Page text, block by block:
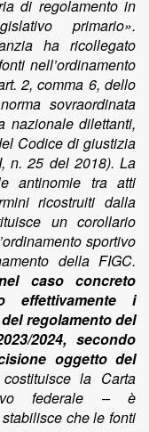
di regolamento in
primario».
ha ricollegato
nell’ordinamento
2, comma 6, dello
sovraordinata
nazionale dilettanti,
Codice di giustizia
n. 25 del 2018). La
antinomie tra atti
ricostruiti dalla
un corollario
sportivo
della FIGC.
caso concreto
effettivamente i
regolamento del
2024, secondo
oggetto del
la Carta
federale – è
che le fonti